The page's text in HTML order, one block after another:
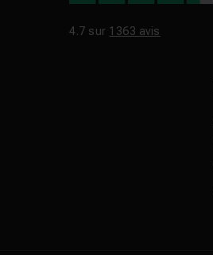
4.7 sur 1363 avis